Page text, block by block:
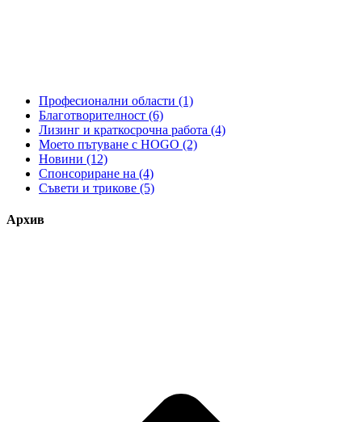
Професионални области (1)
Благотворителност (6)
Лизинг и краткосрочна работа (4)
Моето пътуване с HOGO (2)
Новини (12)
Спонсориране на (4)
Съвети и трикове (5)
Архив